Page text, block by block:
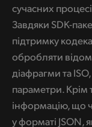
сучасних
Завдяки SDK-
підтримку
обробляти
діафрагми та
параметри. Крім
інформацію, що
у форматі JSON,